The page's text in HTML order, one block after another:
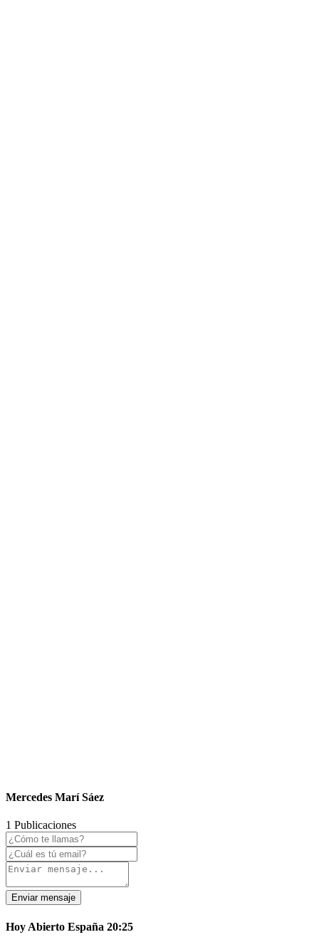
Mercedes Marí Sáez
1 Publicaciones
Enviar mensaje
Hoy Abierto España 20:25